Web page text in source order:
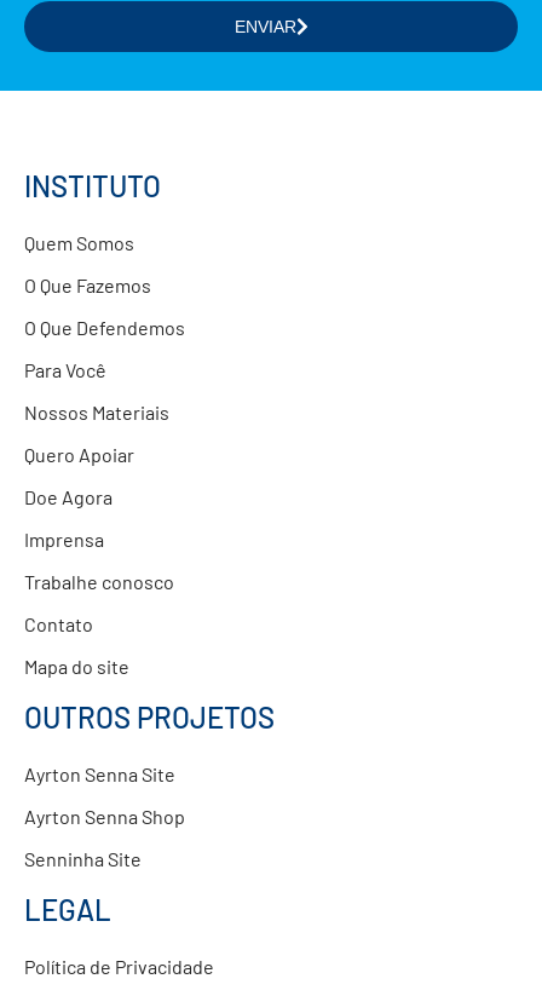
Formação de Educadores
Parcerias com Empresas
ENVIAR
INSTITUTO
Quem Somos
O Que Fazemos
O Que Defendemos
Para Você
Nossos Materiais
Quero Apoiar
Doe Agora
Imprensa
Trabalhe conosco
Contato
Mapa do site
OUTROS PROJETOS
Ayrton Senna Site
Ayrton Senna Shop
Senninha Site
LEGAL
Política de Privacidade